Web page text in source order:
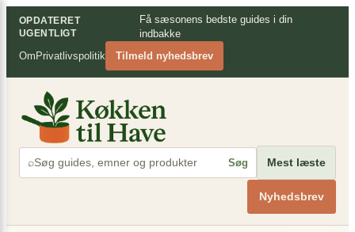
Spring
indhold
OPDATERET
UGENTLIGT
Få sæsonens bedste guides i din
indbakke
Om Privatlivspolitik Tilmeld nyhedsbrev
⌕ Søg Mest læste
Nyhedsbrev